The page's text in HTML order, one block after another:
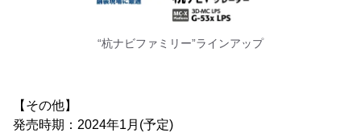
“杭ナビファミリー”ラインアップ
【その他】
発売時期：2024年1月(予定)